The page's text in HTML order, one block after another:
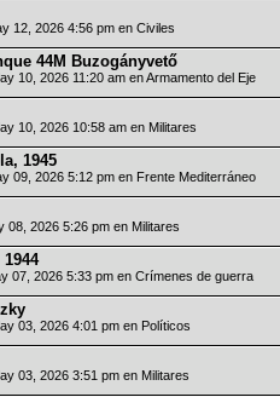
12, 2026 4:56 pm en Civiles
44M Buzogányvető
10, 2026 11:20 am enArmamento del Eje
10, 2026 10:58 am en Militares
1945
09, 2026 5:12 pm en Frente Mediterráneo
08, 2026 5:26 pm en Militares
07, 2026 5:33 pm en Crímenes de guerra
03, 2026 4:01 pm en Políticos
03, 2026 3:51 pm en Militares